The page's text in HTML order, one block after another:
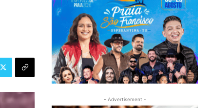
- Advertisement -